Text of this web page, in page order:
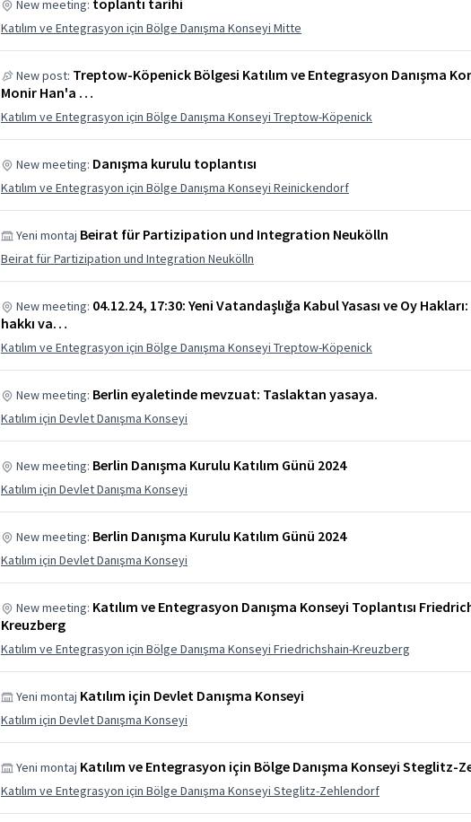
New meeting:
Katılım ve Entegrasyon için Bölge Danışma Konseyi Mitte
New post: Treptow-Köpenick Bölgesi Katılım ve Entegrasyon Danışma
Monir Han'a …
Katılım ve Entegrasyon için Bölge Danışma Konseyi Treptow-Köpenick
New meeting: Danışma kurulu toplantısı
Katılım ve Entegrasyon için Bölge Danışma Konseyi Reinickendorf
Yeni montaj Beirat für Partizipation und Integration Neukölln
Beirat für Partizipation und Integration Neukölln
New meeting: 04.12.24, 17:30: Yeni Vatandaşlığa Kabul Yasası ve Oy
hakkı va…
Katılım ve Entegrasyon için Bölge Danışma Konseyi Treptow-Köpenick
New meeting: Berlin eyaletinde mevzuat: Taslaktan yasaya.
Katılım için Devlet Danışma Konseyi
New meeting: Berlin Danışma Kurulu Katılım Günü 2024
Katılım için Devlet Danışma Konseyi
New meeting: Berlin Danışma Kurulu Katılım Günü 2024
Katılım için Devlet Danışma Konseyi
New meeting: Katılım ve Entegrasyon Danışma Konseyi Toplantısı
Kreuzberg
Katılım ve Entegrasyon için Bölge Danışma Konseyi Friedrichshain-Kreuzberg
Yeni montaj Katılım için Devlet Danışma Konseyi
Katılım için Devlet Danışma Konseyi
Yeni montaj Katılım ve Entegrasyon için Bölge Danışma Konseyi Steglitz-
Katılım ve Entegrasyon için Bölge Danışma Konseyi Steglitz-Zehlendorf